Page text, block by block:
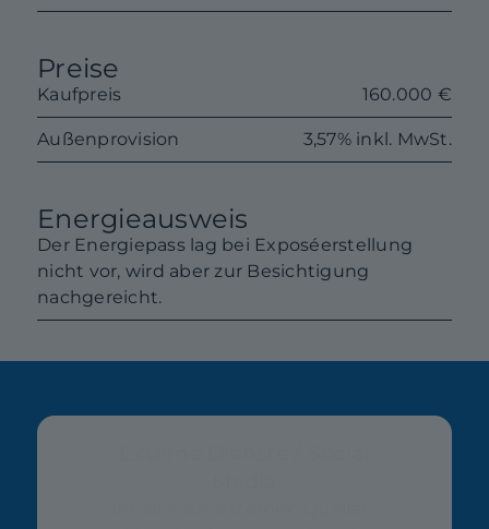
Preise
Kaufpreis 160.000 €
Außenprovision 3,57% inkl. MwSt.
Energieausweis
Der Energiepass lag bei Exposéerstellung
nicht vor, wird aber zur Besichtigung
nachgereicht.